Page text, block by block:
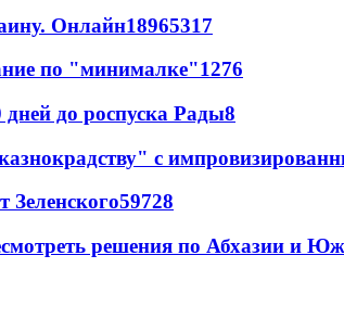
Онлайн18965317
по "минималке"1276
до роспуска Рады8
с
Зеленского59728
решения по Абхазии и